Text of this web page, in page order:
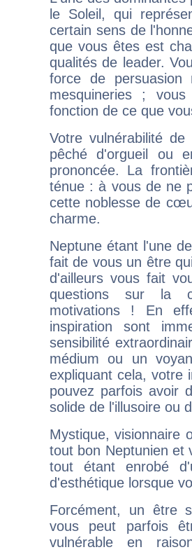
le Soleil, qui
certain sens de
que vous êtes est
qualités de leader.
force de
mesquineries ;
fonction de ce que
Votre vulnérabilité
pêché d'orgueil ou
prononcée. La
ténue : à vous de ne
cette noblesse de
charme.
Neptune étant l'une
fait de vous un être
d'ailleurs vous fait
questions sur la
motivations ! En
inspiration sont
sensibilité
médium ou un
expliquant cela, votre
pouvez parfois avoir
solide de l'illusoire ou
Mystique, visionnaire
tout bon Neptunien et
tout étant enrobé
d'esthétique lorsque
Forcément, un être
vous peut parfois
vulnérable en